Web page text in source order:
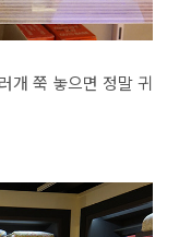
개 쭉 놓으면 정말 귀